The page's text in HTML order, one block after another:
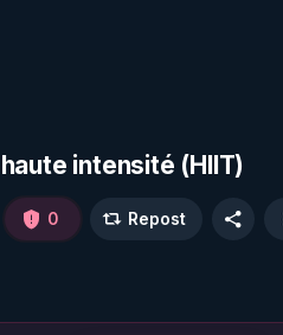
intensité (HIIT)
0 Repost